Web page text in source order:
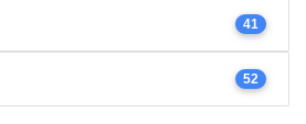
41
52